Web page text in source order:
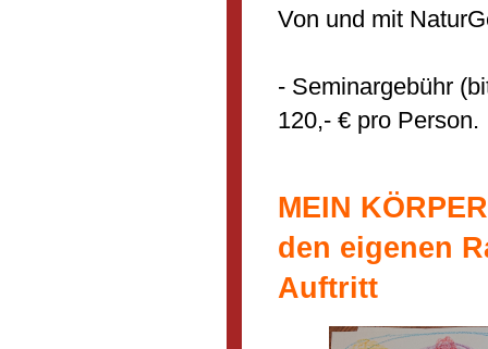
Von und mit
- Seminargebühr
120,- € pro Person.
MEIN
den eigenen
Auftritt